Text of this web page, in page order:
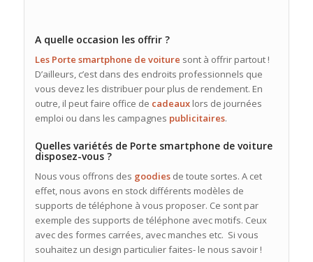
A quelle occasion les offrir ?
Les Porte smartphone de voiture sont à offrir partout !
D’ailleurs, c’est dans des endroits professionnels que
vous devez les distribuer pour plus de rendement. En
outre, il peut faire office de cadeaux lors de journées
emploi ou dans les campagnes publicitaires.
Quelles variétés de Porte smartphone de voiture
disposez-vous ?
Nous vous offrons des goodiesde toute sortes. A cet
effet, nous avons en stock différents modèles de
supports de téléphone à vous proposer. Ce sont par
exemple des supports de téléphone avec motifs. Ceux
avec des formes carrées, avec manches etc. Si vous
souhaitez un design particulier faites- le nous savoir !